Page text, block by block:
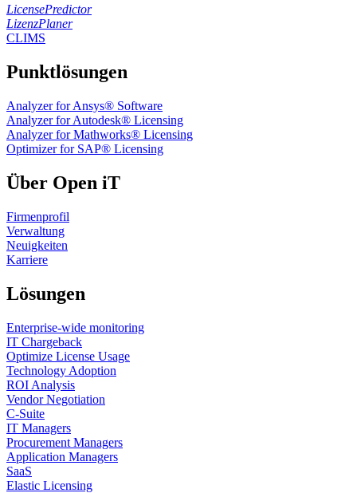
LicensePredictor
LizenzPlaner
CLIMS
Punktlösungen
Analyzer for Ansys® Software
Analyzer for Autodesk® Licensing
Analyzer for Mathworks® Licensing
Optimizer for SAP® Licensing
Über Open iT
Firmenprofil
Verwaltung
Neuigkeiten
Karriere
Lösungen
Enterprise-wide monitoring
IT Chargeback
Optimize License Usage
Technology Adoption
ROI Analysis
Vendor Negotiation
C-Suite
IT Managers
Procurement Managers
Application Managers
SaaS
Elastic Licensing